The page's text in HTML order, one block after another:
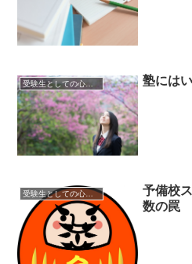
受験生としての心構え 塾には
受験生としての心構え
予備校
数の罠